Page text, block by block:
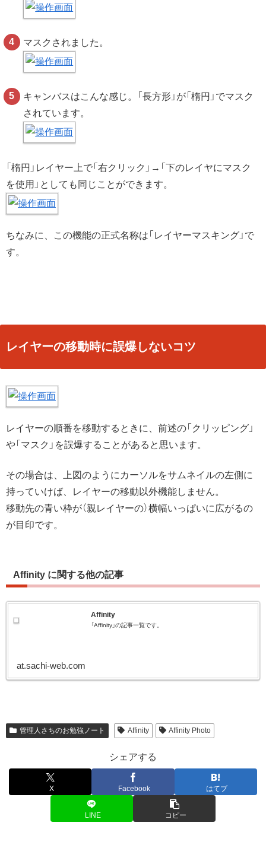
マスクされました。
キャンバスはこんな感じ。「長方形」が「楕円」でマスク
されています。
「楕円」レイヤー上で「右クリック」→「下のレイヤにマスク
を使用」としても同じことができます。
ちなみに、この機能の正式名称は「レイヤーマスキング」で
す。
レイヤーの移動時に誤爆しないコツ
レイヤーの順番を移動するときに、前述の「クリッピング」
や「マスク」を誤爆することがあると思います。
その場合は、上図のようにカーソルをサムネイルの左側に
持っていけば、レイヤーの移動以外機能しません。
移動先の青い枠が（親レイヤーの）横幅いっぱいに広がるの
が目印です。
Affinity に関する他の記事
Affinity
「Affinity」の記事一覧です。
at.sachi-web.com
管理人さちのお勉強ノート Affinity Affinity Photo
シェアする
X Facebook はてブ
LINE コピー